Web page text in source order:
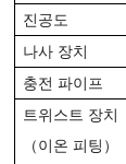
진공도
나사 장치
충전 파이프
트위스트 장치
（이온 피팅）